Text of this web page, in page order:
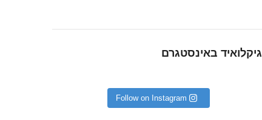
גיקלואיד באינסטגרם
Follow on Instagram